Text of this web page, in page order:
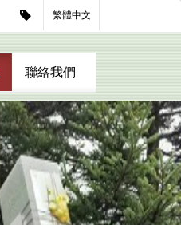
繁體中文
聯絡我們